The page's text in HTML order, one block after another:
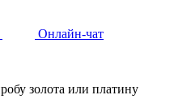
Онлайн-чат
золота или платину